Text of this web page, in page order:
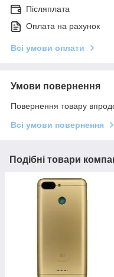
Післяплата
Оплата на рахунок
Всі умови оплати
Умови повернення
Повернення товару
Всі умови повернення
Подібні товари